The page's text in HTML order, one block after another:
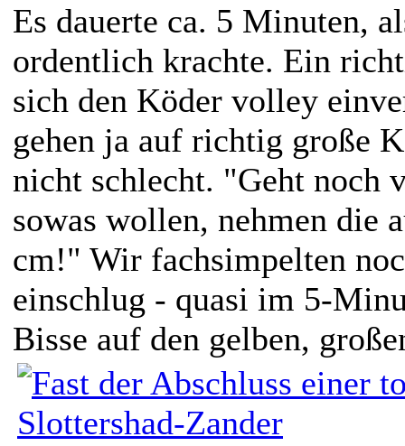
Es dauerte ca. 5 Minuten,
ordentlich krachte. Ein
sich den Köder volley
gehen ja auf richtig große
nicht schlecht. "Geht noch
sowas wollen, nehmen die
cm!" Wir fachsimpelten
einschlug - quasi im 5-
Bisse auf den gelben,